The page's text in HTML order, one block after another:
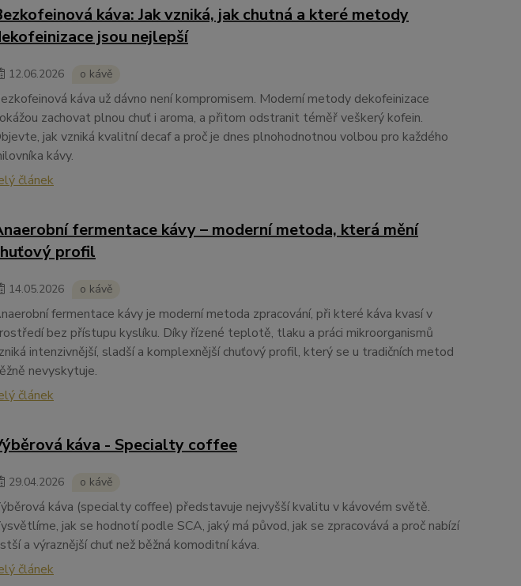
káva: Jak vzniká, jak chutná a které metody
jsou nejlepší
12.06.2026 o kávě
káva už dávno není kompromisem. Moderní metody dekofeinizace
zachovat plnou chuť i aroma, a přitom odstranit téměř veškerý kofein.
jak vzniká kvalitní decaf a proč je dnes plnohodnotnou volbou pro každého
kávy.
článek
fermentace kávy – moderní metoda, která mění
profil
14.05.2026 o kávě
fermentace kávy je moderní metoda zpracování, při které káva kvasí v
bez přístupu kyslíku. Díky řízené teplotě, tlaku a práci mikroorganismů
intenzivnější, sladší a komplexnější chuťový profil, který se u tradičních metod
nevyskytuje.
článek
káva - Specialty coffee
29.04.2026 o kávě
káva (specialty coffee) představuje nejvyšší kvalitu v kávovém světě.
jak se hodnotí podle SCA, jaký má původ, jak se zpracovává a proč nabízí
a výraznější chuť než běžná komoditní káva.
článek